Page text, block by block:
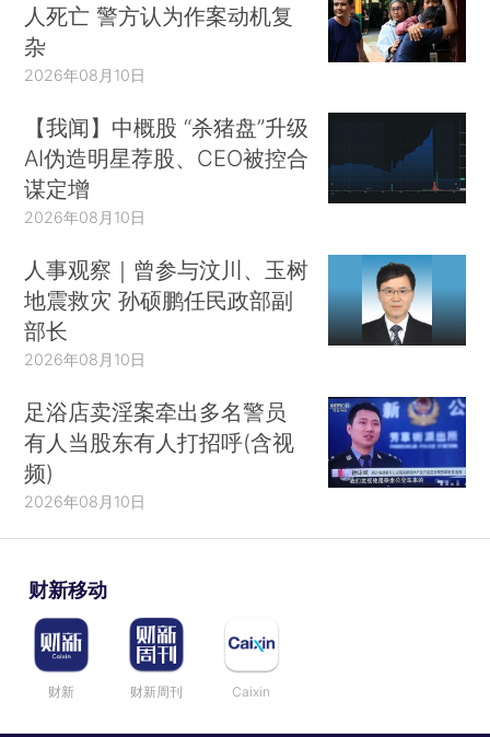
人死亡 警方认为作案动机复
杂
2026年08月10日
【我闻】中概股 “杀猪盘”升级
AI伪造明星荐股、CEO被控合
谋定增
2026年08月10日
人事观察｜曾参与汶川、玉树
地震救灾 孙硕鹏任民政部副
部长
2026年08月10日
足浴店卖淫案牵出多名警员
有人当股东有人打招呼(含视
频)
2026年08月10日
财新移动
财新 财新周刊 Caixin